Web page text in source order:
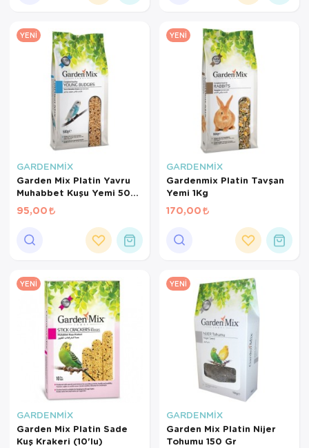
YENI
GARDENMİX
Garden Mix Platin Yavru
Muhabbet Kuşu Yemi 500
Gr
95,00
YENI
GARDENMİX
Gardenmix Platin Tavşan
Yemi 1Kg
170,00
YENI
GARDENMİX
Garden Mix Platin Sade
Kuş Krakeri (10'lu)
YENI
GARDENMİX
Garden Mix Platin Nijer
Tohumu 150 Gr